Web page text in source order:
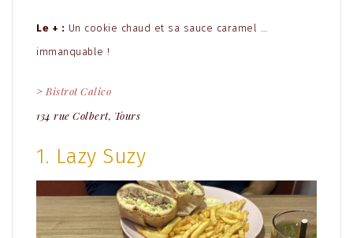
Le + : Un cookie chaud et sa sauce caramel …
immanquable !
> Bistrot Calico
134 rue Colbert, Tours
1. Lazy Suzy